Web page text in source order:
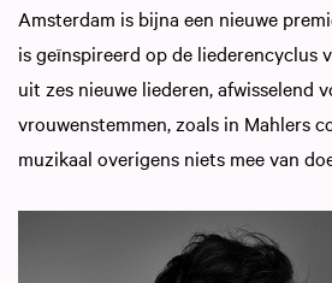
Amsterdam is bijna een nieuwe
is geïnspireerd op de liederencyclus
uit zes nieuwe liederen, afwisselend
vrouwenstemmen, zoals in Mahlers
muzikaal overigens niets mee van